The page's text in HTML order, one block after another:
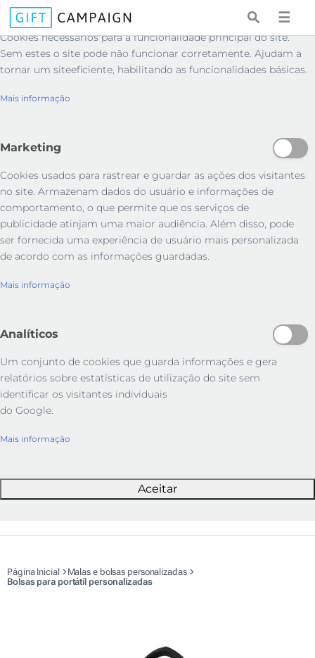
Essenciais
Cookies necessários para a funcionalidade principal do site.
Sem estes o site pode não funcionar corretamente. Ajudam a
tornar um siteeficiente, habilitando as funcionalidades básicas.
Mais informação
Marketing
Cookies usados ​​para rastrear e guardar as ações dos visitantes
no site. Armazenam dados do usuário e informações de
comportamento, o que permite que os serviços de
publicidade atinjam uma maior audiência. Além disso, pode
ser fornecida uma experiência de usuário mais personalizada
de acordo com as informações guardadas.
Mais informação
Analíticos
Um conjunto de cookies que guarda informações e gera
relatórios sobre estatísticas de utilização do site sem
identificar os visitantes individuais
do Google.
Mais informação
Aceitar
☰
Página Inicial
Malas e bolsas personalizadas
Bolsas para portátil personalizadas